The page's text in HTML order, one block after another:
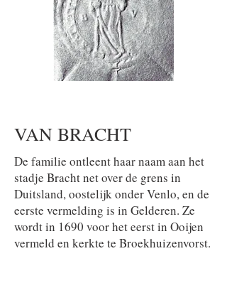
VAN BRACHT
De familie ontleent haar naam aan het
stadje Bracht net over de grens in
Duitsland, oostelijk onder Venlo, en de
eerste vermelding is in Gelderen. Ze
wordt in 1690 voor het eerst in Ooijen
vermeld en kerkte te Broekhuizenvorst.